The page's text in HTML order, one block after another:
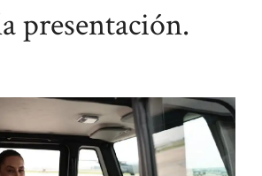
presentación.